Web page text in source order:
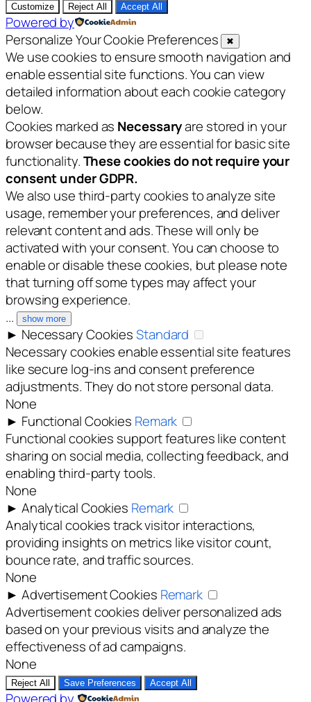
Customize Reject All Accept All
Powered by
Personalize Your Cookie Preferences
✖
We use cookies to ensure smooth navigation and
enable essential site functions. You can view
detailed information about each cookie category
below.
Cookies marked as Necessaryare stored in your
browser because they are essential for basic site
functionality.These cookies do not require your
consent under GDPR.
We also use third-party cookies to analyze site
usage, remember your preferences, and deliver
relevant content and ads. These will only be
activated with your consent. You can choose to
enable or disable these cookies, but please note
that turning off some types may affect your
browsing experience.
...
show more
► Necessary CookiesStandard
Necessary cookies enable essential site features
like secure log-ins and consent preference
adjustments. They do not store personal data.
None
► Functional Cookies Remark
Functional cookies support features like content
sharing on social media, collecting feedback, and
enabling third-party tools.
None
► Analytical Cookies Remark
Analytical cookies track visitor interactions,
providing insights on metrics like visitor count,
bounce rate, and traffic sources.
None
► Advertisement Cookies Remark
Advertisement cookies deliver personalized ads
based on your previous visits and analyze the
effectiveness of ad campaigns.
None
Reject All Save Preferences Accept All
Powered by